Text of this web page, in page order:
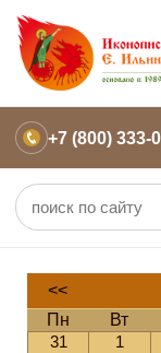
+7 (800) 333-
<<
Пн
Вт
31
1